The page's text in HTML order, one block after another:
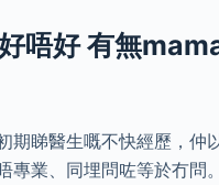
唔好 有無
睇醫生嘅不快經歷，仲
業、同埋問咗等於冇問